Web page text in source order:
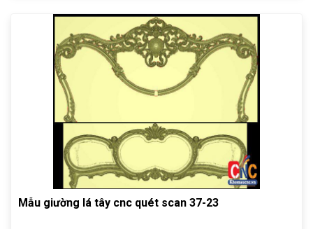
Mẫu giường lá tây cnc quét scan 37-23